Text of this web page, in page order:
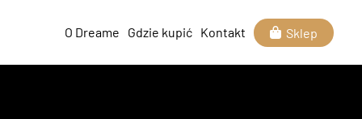
O Dreame Gdzie kupić Kontakt Sklep